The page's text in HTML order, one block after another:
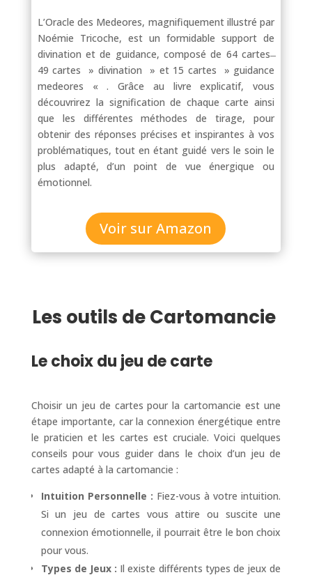
L’Oracle des Medeores, magnifiquement illustré par
Noémie Tricoche, est un formidable support de
divination et de guidance, composé de 64 cartes ̶
49 cartes » divination » et 15 cartes » guidance
medeores « . Grâce au livre explicatif, vous
découvrirez la signification de chaque carte ainsi
que les différentes méthodes de tirage, pour
obtenir des réponses précises et inspirantes à vos
problématiques, tout en étant guidé vers le soin le
plus adapté, d’un point de vue énergique ou
émotionnel.
Voir sur Amazon
Les outils de Cartomancie
Le choix du jeu de carte
Choisir un jeu de cartes pour la cartomancie est une
étape importante, car la connexion énergétique entre
le praticien et les cartes est cruciale. Voici quelques
conseils pour vous guider dans le choix d’un jeu de
cartes adapté à la cartomancie :
Intuition Personnelle : Fiez-vous à votre intuition.
Si un jeu de cartes vous attire ou suscite une
connexion émotionnelle, il pourrait être le bon choix
pour vous.
Types de Jeux : Il existe différents types de jeux de